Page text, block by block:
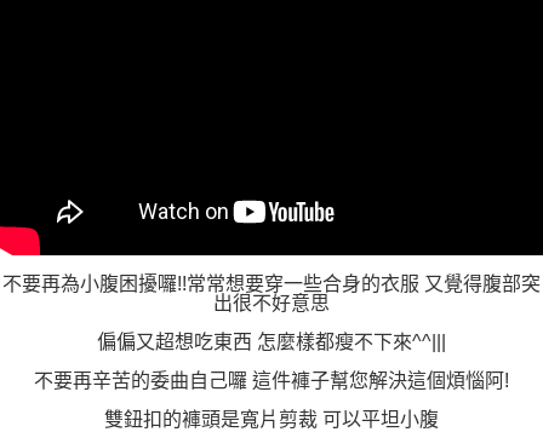
不要再為小腹困擾囉!!常常想要穿一些合身的衣服 又覺得腹部突
出很不好意思
偏偏又超想吃東西 怎麼樣都瘦不下來^^|||
不要再辛苦的委曲自己囉 這件褲子幫您解決這個煩惱阿!
雙鈕扣的褲頭是寬片剪裁 可以平坦小腹